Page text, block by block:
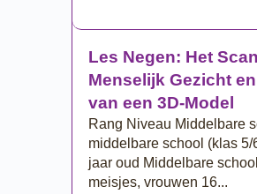
Les Negen: Het
Menselijk Gezicht
van een 3D-Model
Rang Niveau Middelbare
middelbare school (klas 5/
jaar oud Middelbare
meisjes, vrouwen 16...